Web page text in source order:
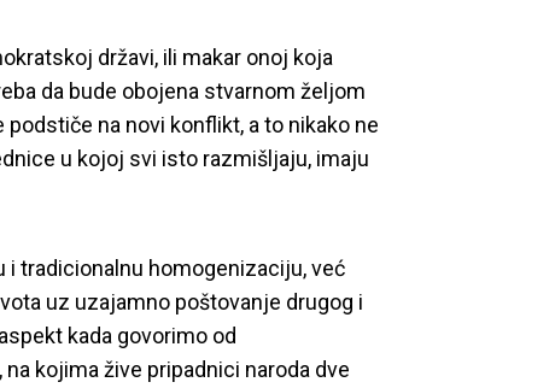
državi, ili makar onoj koja
da bude obojena stvarnom željom
na novi konflikt, a to nikako ne
u kojoj svi isto razmišljaju, imaju
i tradicionalnu homogenizaciju, već
uz uzajamno poštovanje drugog i
kada govorimo od
kojima žive pripadnici naroda dve